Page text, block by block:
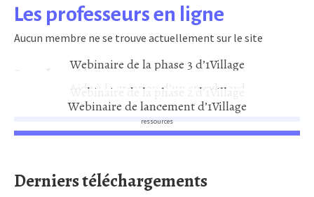
Les professeurs en ligne
Aucun membre ne se trouve actuellement sur le site
Les dernières ressources
Webinaire de la phase 3 d’1Village
Aide à la création d’un storyboard
Webinaire de la phase 2 d’1Village
ressources
Webinaire de lancement d’1Village
ressources
Derniers téléchargements